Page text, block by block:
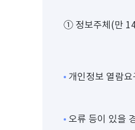
① 정보주체(만 14
개인정보 열람요
오류 등이 있을